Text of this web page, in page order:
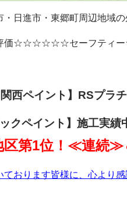
・日進市・東郷町周辺地域
価☆☆☆☆☆☆セーフティー
西ペイント】RSプラ
クペイント】施工実績
第1位！≪連続≫
ております皆様に、心より感